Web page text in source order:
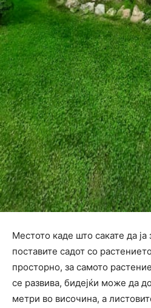
Местото каде што сакате да ја
поставите садот со
просторно, за самото
се развива, бидејќи може да
метри во височина, а